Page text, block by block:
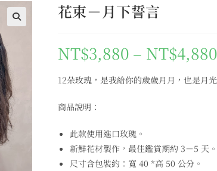
花束－月下誓言
NT$3,880 – NT$4,880
12朵玫瑰，是我給你的歲歲月月，也是月
商品說明：
此款使用進口玫瑰。
新鮮花材製作，最佳鑑賞期約 3－5 天。
尺寸含包裝約：寬 40 *高 50 公分。